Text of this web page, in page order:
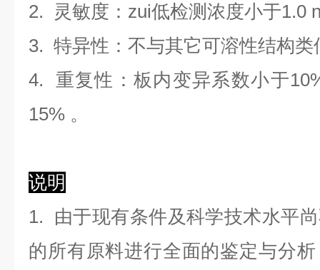
2. 灵敏度：zui低检测浓度小于1.0
3. 特异性：不与其它可溶性结构类
4. 重复性：板内变异系数小于10
15% 。
说明
1. 由于现有条件及科学技术水平
的所有原料进行全面的鉴定与分